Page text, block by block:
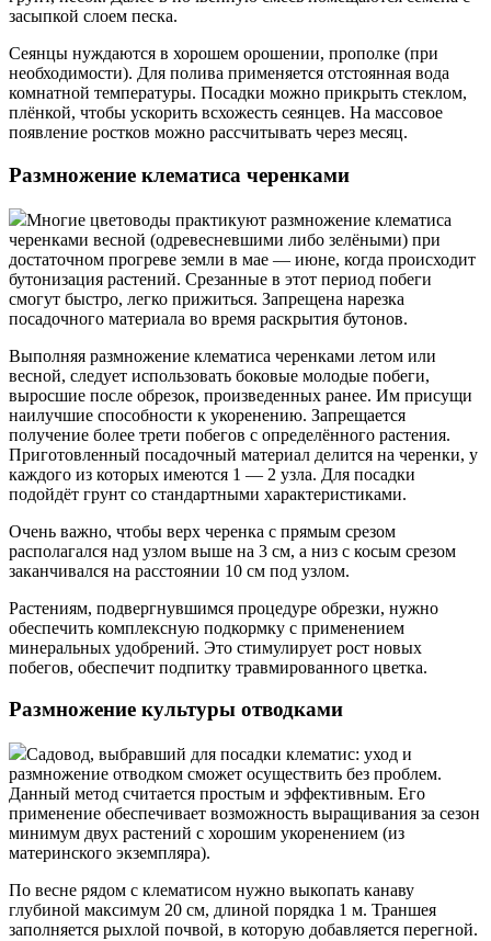
засыпкой слоем песка.
Сеянцы нуждаются в хорошем орошении, прополке (при
необходимости). Для полива применяется отстоянная вода
комнатной температуры. Посадки можно прикрыть стеклом,
плёнкой, чтобы ускорить всхожесть сеянцев. На массовое
появление ростков можно рассчитывать через месяц.
Размножение клематиса черенками
Многие цветоводы практикуют размножение клематиса
черенками весной (одревесневшими либо зелёными) при
достаточном прогреве земли в мае — июне, когда происходит
бутонизация растений. Срезанные в этот период побеги
смогут быстро, легко прижиться. Запрещена нарезка
посадочного материала во время раскрытия бутонов.
Выполняя размножение клематиса черенками летом или
весной, следует использовать боковые молодые побеги,
выросшие после обрезок, произведенных ранее. Им присущи
наилучшие способности к укоренению. Запрещается
получение более трети побегов с определённого растения.
Приготовленный посадочный материал делится на черенки, у
каждого из которых имеются 1 — 2 узла. Для посадки
подойдёт грунт со стандартными характеристиками.
Очень важно, чтобы верх черенка с прямым срезом
располагался над узлом выше на 3 см, а низ с косым срезом
заканчивался на расстоянии 10 см под узлом.
Растениям, подвергнувшимся процедуре обрезки, нужно
обеспечить комплексную подкормку с применением
минеральных удобрений. Это стимулирует рост новых
побегов, обеспечит подпитку травмированного цветка.
Размножение культуры отводками
Садовод, выбравший для посадки клематис: уход и
размножение отводком сможет осуществить без проблем.
Данный метод считается простым и эффективным. Его
применение обеспечивает возможность выращивания за сезон
минимум двух растений с хорошим укоренением (из
материнского экземпляра).
По весне рядом с клематисом нужно выкопать канаву
глубиной максимум 20 см, длиной порядка 1 м. Траншея
заполняется рыхлой почвой, в которую добавляется перегной.